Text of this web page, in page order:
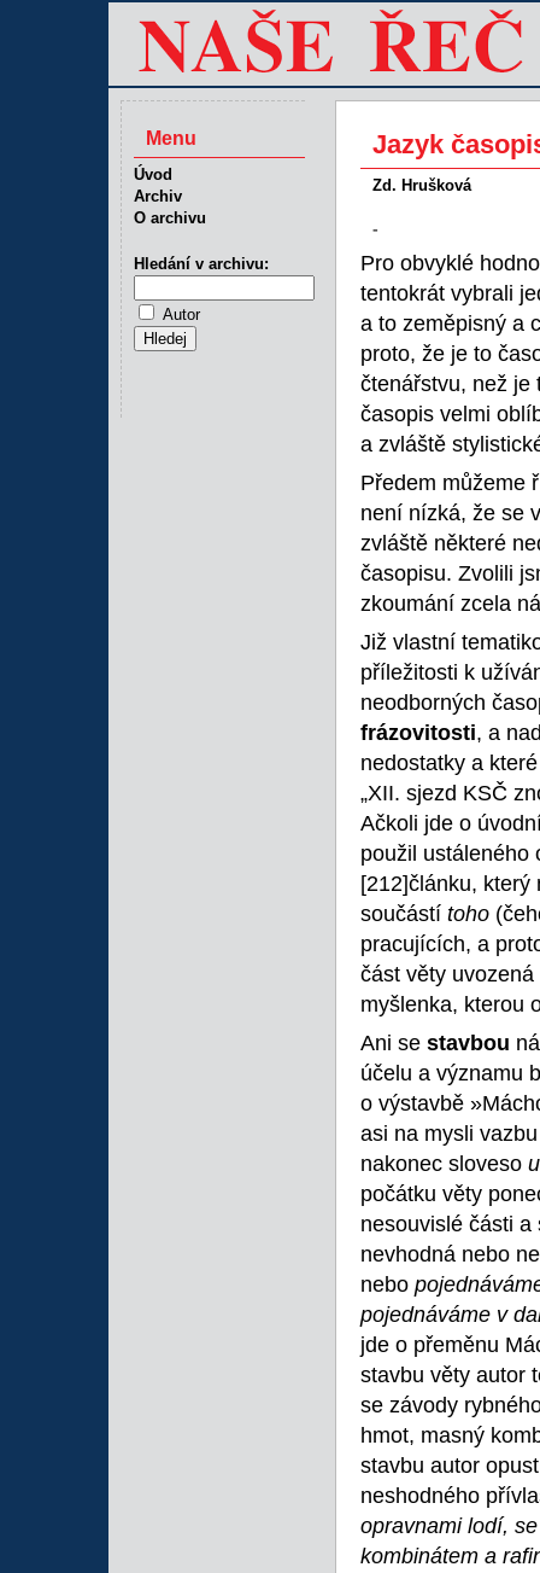
Jazyk
Zd. Hrušková
-
Pro obvyklé
tentokrát vybrali
a to zeměpisný a
proto, že je to
čtenářstvu, než je
časopis velmi
a zvláště
Předem můžeme
není nízká, že se
zvláště některé
časopisu. Zvolili
zkoumání zcela
Již vlastní
příležitosti k
neodborných
frázovitosti, a
nedostatky a
„XII. sjezd KSČ
Ačkoli jde o
použil ustáleného
[212]článku, který
součástí toho
pracujících, a
část věty
myšlenka, kterou
Ani se stavbou
účelu a významu
o výstavbě
asi na mysli
nakonec sloveso
počátku věty
nesouvislé části
nevhodná nebo
nebo
pojednáváme v
jde o přeměnu
stavbu věty autor
se závody
hmot, masný
stavbu autor
neshodného
opravnami lodí,
kombinátem a
Menu
Úvod
Archiv
O archivu
Hledání v archivu:
Autor